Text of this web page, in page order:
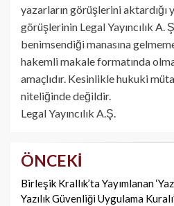
yazarların görüşlerini aktardığı
görüşlerinin Legal Yayıncılık A.
benimsendiği manasına
hakemli makale formatında
amaçlıdır. Kesinlikle hukuki
niteliğinde değildir.
Legal Yayıncılık A.Ş.
Yazı
dolaşımı
ÖNCEKI
Birleşik Krallık’ta Yayımlanan
Yazılık Güvenliği Uygulama